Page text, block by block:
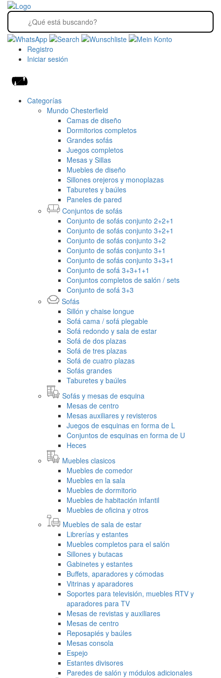
Registro
Iniciar sesión
Categorías
Mundo Chesterfield
Camas de diseño
Dormitorios completos
Grandes sofás
Juegos completos
Mesas y Sillas
Muebles de diseño
Sillones orejeros y monoplazas
Taburetes y baúles
Paneles de pared
Conjuntos de sofás
Conjunto de sofás conjunto 2+2+1
Conjunto de sofás conjunto 3+2+1
Conjunto de sofás conjunto 3+2
Conjunto de sofás conjunto 3+1
Conjunto de sofás conjunto 3+3+1
Conjunto de sofá 3+3+1+1
Conjuntos completos de salón / sets
Conjunto de sofá 3+3
Sofás
Sillón y chaise longue
Sofá cama / sofá plegable
Sofá redondo y sala de estar
Sofá de dos plazas
Sofá de tres plazas
Sofá de cuatro plazas
Sofás grandes
Taburetes y baúles
Sofás y mesas de esquina
Mesas de centro
Mesas auxiliares y revisteros
Juegos de esquinas en forma de L
Conjuntos de esquinas en forma de U
Heces
Muebles clasicos
Muebles de comedor
Muebles en la sala
Muebles de dormitorio
Muebles de habitación infantil
Muebles de oficina y otros
Muebles de sala de estar
Librerías y estantes
Muebles completos para el salón
Sillones y butacas
Gabinetes y estantes
Buffets, aparadores y cómodas
Vitrinas y aparadores
Soportes para televisión, muebles RTV y
aparadores para TV
Mesas de revistas y auxiliares
Mesas de centro
Reposapiés y baúles
Mesas consola
Espejo
Estantes divisores
Paredes de salón y módulos adicionales